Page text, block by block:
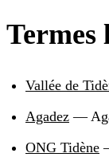
Termes
Vallée de
Agadez —
ONG Tidène